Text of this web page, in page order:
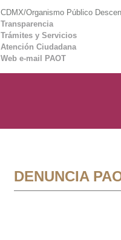
CDMX/Organismo Público
Transparencia
Trámites y Servicios
Atención Ciudadana
Web e-mail PAOT
DENUNCIA